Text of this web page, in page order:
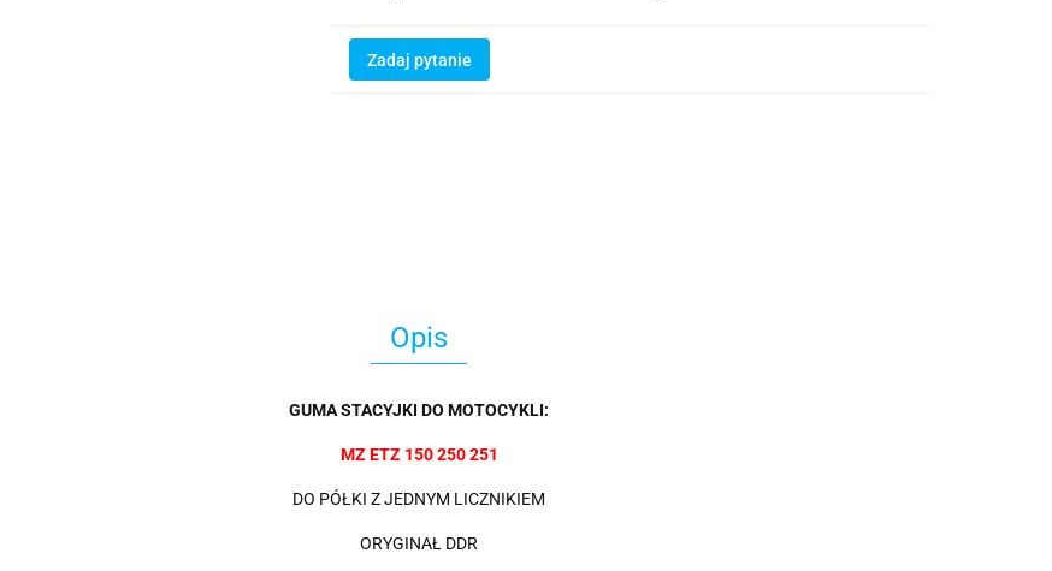
Zadaj pytanie
Opis
GUMA STACYJKI DO MOTOCYKLI:
MZ ETZ 150 250 251
DO PÓŁKI Z JEDNYM LICZNIKIEM
ORYGINAŁ DDR